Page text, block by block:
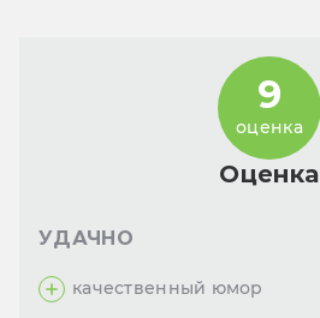
Оценка
9
оценка
УДАЧНО
качественный юмор